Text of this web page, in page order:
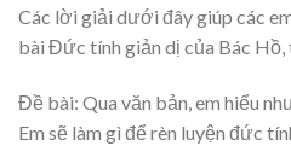
Các lời giải dưới đây giúp các
bài Đức tính giản dị của Bác Hồ,
Đề bài: Qua văn bản, em hiểu
Em sẽ làm gì để rèn luyện đức